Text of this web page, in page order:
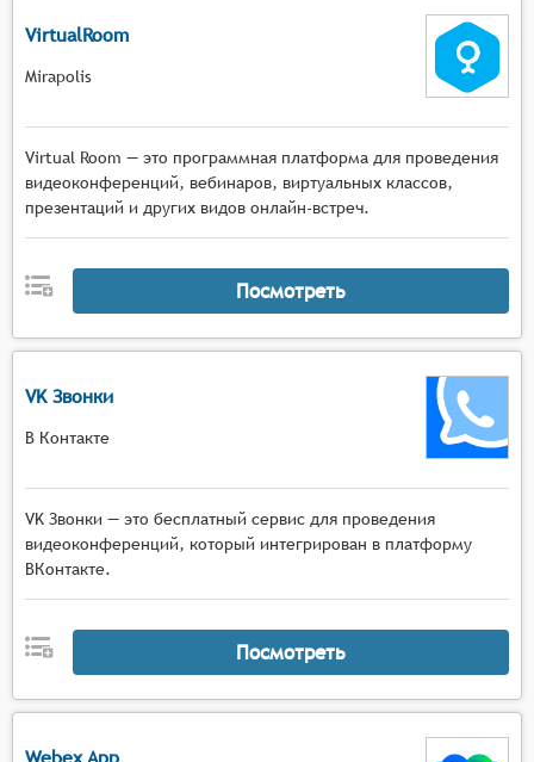
VirtualRoom
Mirapolis
Virtual Room — это программная платформа для проведения
видеоконференций, вебинаров, виртуальных классов,
презентаций и других видов онлайн-встреч.
Посмотреть
VK Звонки
В Контакте
VK Звонки — это бесплатный сервис для проведения
видеоконференций, который интегрирован в платформу
ВКонтакте.
Посмотреть
Webex App